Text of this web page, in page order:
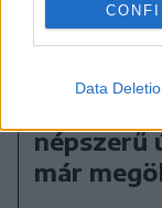
Data
népszerű
már